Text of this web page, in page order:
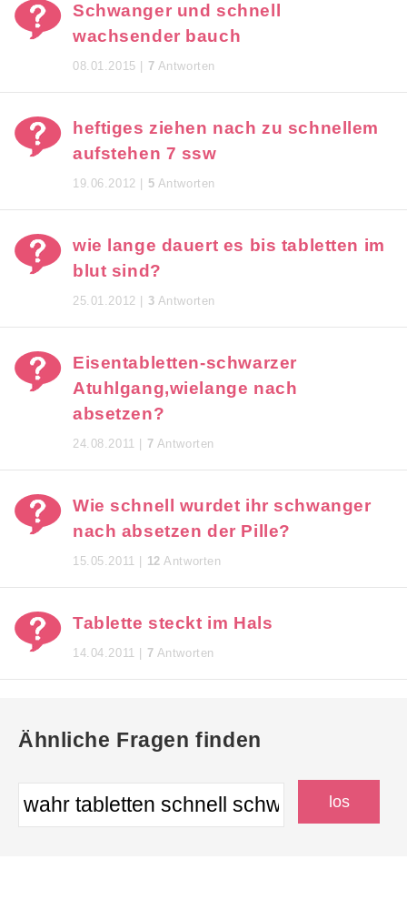
Schwanger und schnell
wachsender bauch
08.01.2015 | 7 Antworten
heftiges ziehen nach zu schnellem
aufstehen 7 ssw
19.06.2012 | 5 Antworten
wie lange dauert es bis tabletten im
blut sind?
25.01.2012 | 3 Antworten
Eisentabletten-schwarzer
Atuhlgang,wielange nach
absetzen?
24.08.2011 | 7 Antworten
Wie schnell wurdet ihr schwanger
nach absetzen der Pille?
15.05.2011 | 12 Antworten
Tablette steckt im Hals
14.04.2011 | 7 Antworten
Ähnliche Fragen finden